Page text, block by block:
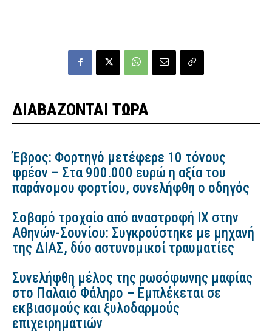
ΔΙΑΒΑΖΟΝΤΑΙ ΤΩΡΑ
Έβρος: Φορτηγό μετέφερε 10 τόνους
φρέον – Στα 900.000 ευρώ η αξία του
παράνομου φορτίου, συνελήφθη ο οδηγός
Σοβαρό τροχαίο από αναστροφή ΙΧ στην
Αθηνών-Σουνίου: Συγκρούστηκε με μηχανή
της ΔΙΑΣ, δύο αστυνομικοί τραυματίες
Συνελήφθη μέλος της ρωσόφωνης μαφίας
στο Παλαιό Φάληρο – Εμπλέκεται σε
εκβιασμούς και ξυλοδαρμούς
επιχειρηματιών